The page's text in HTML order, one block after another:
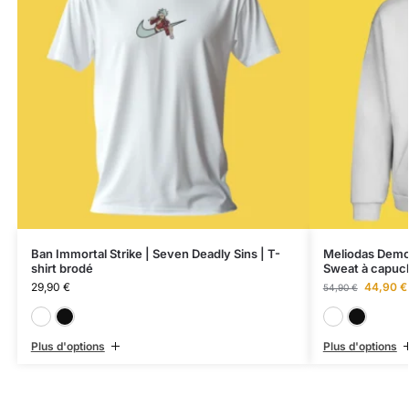
Ban Immortal Strike | Seven Deadly Sins | T-
shirt brodé
29,90 €
Plus d'options
Meliodas
Sweat à
54,90€ 44,90 €
Plus d'options